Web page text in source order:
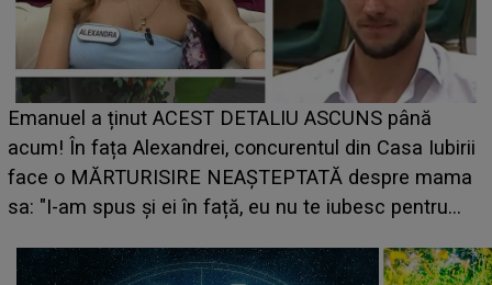
LINE-UP UNTOLD ONE, ziua 2. La ce oră urcă pe
scena principală a festivalului Zara Larsson?
suedeză a ajuns deja în România și s-a filmat din
camera de hotel